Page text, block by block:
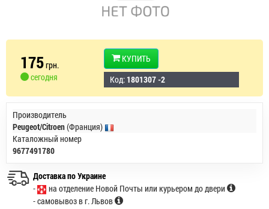
175грн.
сегодня
КУПИТЬ
Код: 1801307 -2
Производитель
Peugeot/Citroen(Франция)
Каталожный номер
9677491780
Доставка по Украине
-
на отделение Новой Почты или курьером до двери
- самовывоз в г. Львов